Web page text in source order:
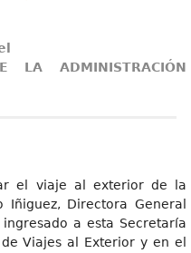
LA ADMINISTRACIÓN
el viaje al exterior de la
Iñiguez, Directora General
a esta Secretaría
Viajes al Exterior y en el